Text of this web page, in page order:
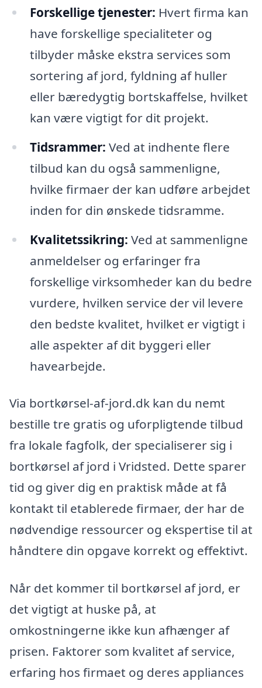
Forskellige tjenester: Hvert firma kan
have forskellige specialiteter og
tilbyder måske ekstra services som
sortering af jord, fyldning af huller
eller bæredygtig bortskaffelse, hvilket
kan være vigtigt for dit projekt.
Tidsrammer: Ved at indhente flere
tilbud kan du også sammenligne,
hvilke firmaer der kan udføre arbejdet
inden for din ønskede tidsramme.
Kvalitetssikring: Ved at sammenligne
anmeldelser og erfaringer fra
forskellige virksomheder kan du bedre
vurdere, hvilken service der vil levere
den bedste kvalitet, hvilket er vigtigt i
alle aspekter af dit byggeri eller
havearbejde.
Via bortkørsel-af-jord.dk kan du nemt
bestille tre gratis og uforpligtende tilbud
fra lokale fagfolk, der specialiserer sig i
bortkørsel af jord i Vridsted. Dette sparer
tid og giver dig en praktisk måde at få
kontakt til etablerede firmaer, der har de
nødvendige ressourcer og ekspertise til at
håndtere din opgave korrekt og effektivt.
Når det kommer til bortkørsel af jord, er
det vigtigt at huske på, at
omkostningerne ikke kun afhænger af
prisen. Faktorer som kvalitet af service,
erfaring hos firmaet og deres appliances